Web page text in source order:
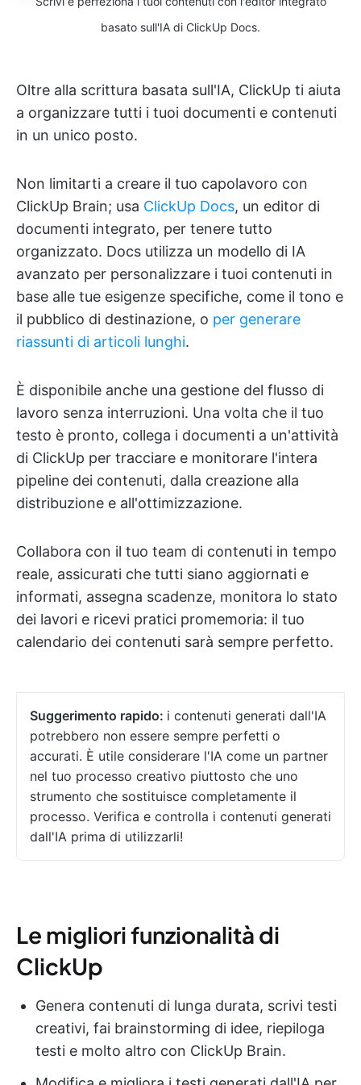
basato sull'IA di ClickUp Docs.
Oltre alla scrittura basata sull'IA, ClickUp ti aiuta
a organizzare tutti i tuoi documenti e contenuti
in un unico posto.
Non limitarti a creare il tuo capolavoro con
ClickUp Brain; usa ClickUp Docs, un editor di
documenti integrato, per tenere tutto
organizzato. Docs utilizza un modello di IA
avanzato per personalizzare i tuoi contenuti in
base alle tue esigenze specifiche, come il tono e
il pubblico di destinazione, o per generare
riassunti di articoli lunghi.
È disponibile anche una gestione del flusso di
lavoro senza interruzioni. Una volta che il tuo
testo è pronto, collega i documenti a un'attività
di ClickUp per tracciare e monitorare l'intera
pipeline dei contenuti, dalla creazione alla
distribuzione e all'ottimizzazione.
Collabora con il tuo team di contenuti in tempo
reale, assicurati che tutti siano aggiornati e
informati, assegna scadenze, monitora lo stato
dei lavori e ricevi pratici promemoria: il tuo
calendario dei contenuti sarà sempre perfetto.
Suggerimento rapido: i contenuti generati dall'IA
potrebbero non essere sempre perfetti o
accurati. È utile considerare l'IA come un partner
nel tuo processo creativo piuttosto che uno
strumento che sostituisce completamente il
processo. Verifica e controlla i contenuti generati
dall'IA prima di utilizzarli!
Le migliori funzionalità di
ClickUp
Genera contenuti di lunga durata, scrivi testi
creativi, fai brainstorming di idee, riepiloga
testi e molto altro con ClickUp Brain.